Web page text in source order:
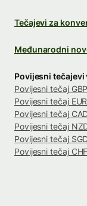
Tečajevi za
Međunarodni
Povijesni tečajevi
Povijesni tečaj GBP
Povijesni tečaj EUR
Povijesni tečaj
Povijesni tečaj
Povijesni tečaj
Povijesni tečaj CHF